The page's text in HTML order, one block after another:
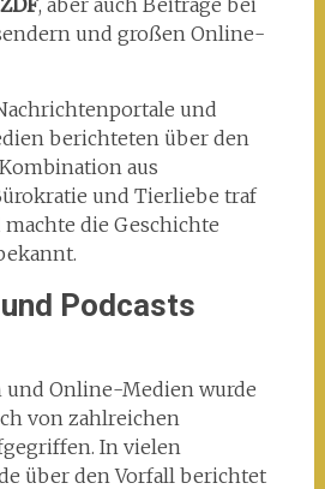
und großen Online-
und
berichteten über den
aus
und Tierliebe traf
die Geschichte
Podcasts
und Online-Medien wurde
von zahlreichen
In vielen
über den Vorfall berichtet